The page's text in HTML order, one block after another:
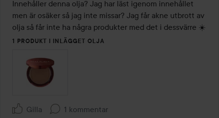
Innehåller denna olja? Jag har läst igenom innehållet
men är osäker så jag inte missar? Jag får akne utbrott av
olja så får inte ha några produkter med det i dessvärre ☀️
1 PRODUKT I INLÄGGET OLJA
Gilla 1 kommentar